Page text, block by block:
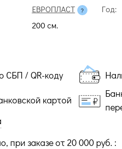
ЕВРОПЛАСТ
200 cм.
Год:
СБП / QR-коду
картой
при заказе от 20 000 руб. :